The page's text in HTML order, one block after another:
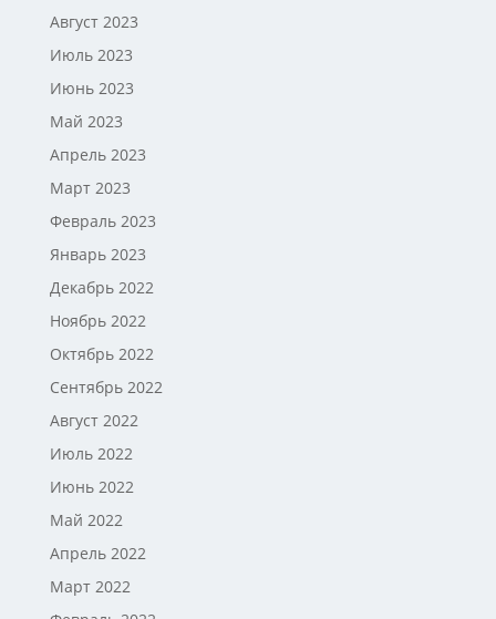
Август 2023
Июль 2023
Июнь 2023
Май 2023
Апрель 2023
Март 2023
Февраль 2023
Январь 2023
Декабрь 2022
Ноябрь 2022
Октябрь 2022
Сентябрь 2022
Август 2022
Июль 2022
Июнь 2022
Май 2022
Апрель 2022
Март 2022